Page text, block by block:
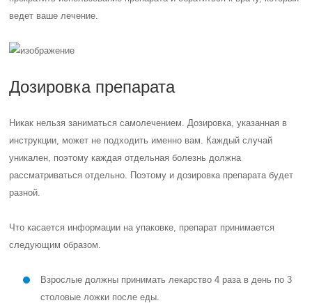
ведет ваше лечение.
Дозировка препарата
Никак нельзя заниматься самолечением. Дозировка, указанная в
инструкции, может не подходить именно вам. Каждый случай
уникален, поэтому каждая отдельная болезнь должна
рассматриваться отдельно. Поэтому и дозировка препарата будет
разной.
Что касается информации на упаковке, препарат принимается
следующим образом.
Взрослые должны принимать лекарство 4 раза в день по 3
столовые ложки после еды.